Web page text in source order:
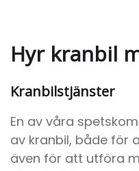
Hyr kranbil
Kranbilstjänster
En av våra
av kranbil, både för
även för att utföra